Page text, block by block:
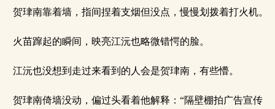
贺珒南靠着墙，指间捏着支烟但没点，慢慢划拨着打火机。
火苗蹿起的瞬间，映亮江沅也略微错愕的脸。
江沅也没想到走过来看到的人会是贺珒南，有些懵。
贺珒南倚墙没动，偏过头看着他解释：“隔壁棚拍广告宣传